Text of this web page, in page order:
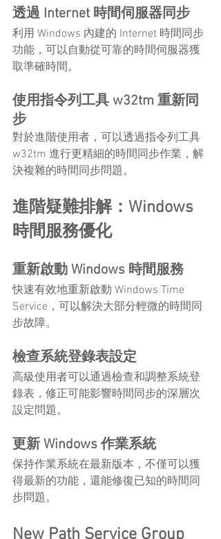
透過 Internet 時間伺服器同步
利用 Windows 內建的 Internet 時間同步
功能，可以自動從可靠的時間伺服器獲
取準確時間。
使用指令列工具 w32tm 重新同
步
對於進階使用者，可以透過指令列工具
w32tm 進行更精細的時間同步作業，解
決複雜的時間同步問題。
進階疑難排解：Windows
時間服務優化
重新啟動 Windows 時間服務
快速有效地重新啟動 Windows Time
Service，可以解決大部分輕微的時間同
步故障。
檢查系統登錄表設定
高級使用者可以通過檢查和調整系統登
錄表，修正可能影響時間同步的深層次
設定問題。
更新 Windows 作業系統
保持作業系統在最新版本，不僅可以獲
得最新的功能，還能修復已知的時間同
步問題。
New Path Service Group